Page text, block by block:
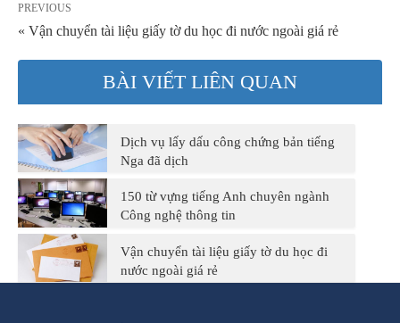
PREVIOUS
« Vận chuyển tài liệu giấy tờ du học đi nước ngoài giá rẻ
BÀI VIẾT LIÊN QUAN
Dịch vụ lấy dấu công chứng bản tiếng
Nga đã dịch
150 từ vựng tiếng Anh chuyên ngành
Công nghệ thông tin
Vận chuyển tài liệu giấy tờ du học đi
nước ngoài giá rẻ